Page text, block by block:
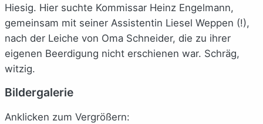
Hiesig. Hier suchte Kommissar Heinz Engelmann,
gemeinsam mit seiner Assistentin Liesel Weppen (!),
nach der Leiche von Oma Schneider, die zu ihrer
eigenen Beerdigung nicht erschienen war. Schräg,
witzig.
Bildergalerie
Anklicken zum Vergrößern: